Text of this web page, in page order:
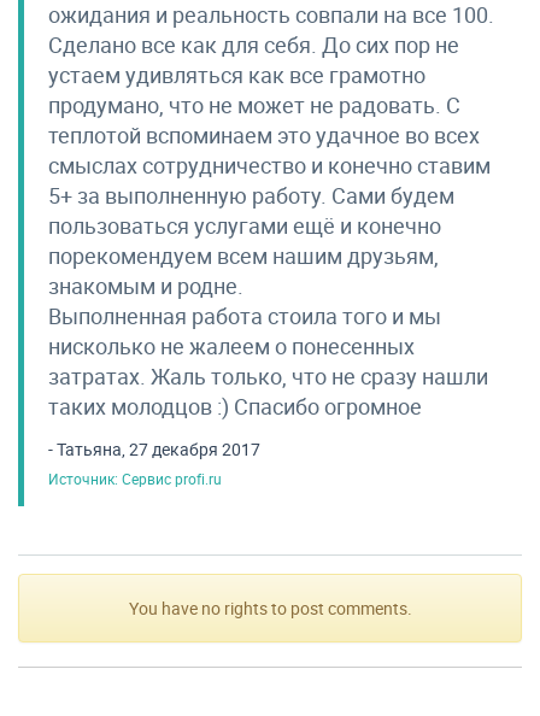
ожидания и реальность совпали на все 100.
Сделано все как для себя. До сих пор не
устаем удивляться как все грамотно
продумано, что не может не радовать. С
теплотой вспоминаем это удачное во всех
смыслах сотрудничество и конечно ставим
5+ за выполненную работу. Сами будем
пользоваться услугами ещё и конечно
порекомендуем всем нашим друзьям,
знакомым и родне.
Выполненная работа стоила того и мы
нисколько не жалеем о понесенных
затратах. Жаль только, что не сразу нашли
таких молодцов :) Спасибо огромное
- Татьяна, 27 декабря 2017
Источник: Сервис profi.ru
You have no rights to post comments.